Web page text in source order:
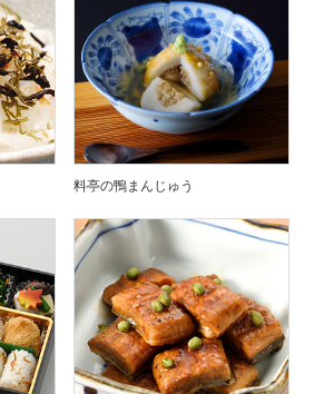
料亭の鴨まんじゅう